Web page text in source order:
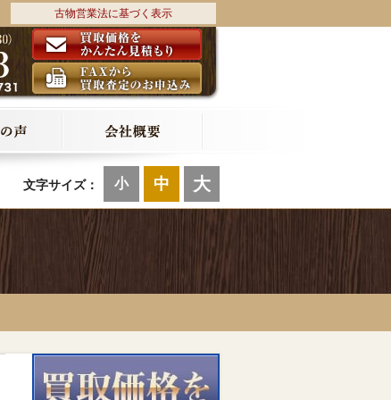
古物営業法に基づく表示
文字サイズ： 小 中 大